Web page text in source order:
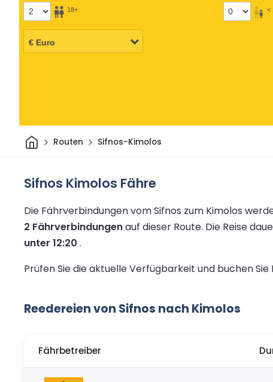
18+ <
HeimRouten Sifnos-Kimolos
Sifnos Kimolos Fähre
Die Fährverbindungen vom Sifnos zum Kimolos
2 Fährverbindungenauf dieser Route. Die Reise
unter 12:20 .
Prüfen Sie die aktuelle Verfügbarkeit und buchen
Reedereien von Sifnos nach Kimolos
Fährbetreiber